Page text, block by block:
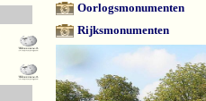
Oorlogsmonumenten
Rijksmonumenten